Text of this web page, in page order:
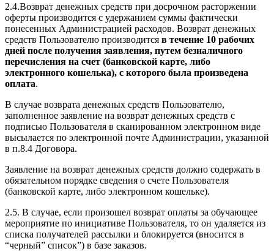
2.4.Возврат денежных средств при досрочном расторжении
оферты производится с удержанием суммы фактически
понесенных Администрацией расходов. Возврат денежных
средств Пользователю производится в течение 10 рабочих
дней после получения заявления, путем безналичного
перечисления на счет (банковской карте, либо
электронного кошелька), с которого была произведена
оплата.
В случае возврата денежных средств Пользователю,
заполненное заявление на возврат денежных средств с
подписью Пользователя в сканированном электронном виде
высылается по электронной почте Администрации, указанной
в п.8.4 Договора.
Заявление на возврат денежных средств должно содержать в
обязательном порядке сведения о счете Пользователя
(банковской карте, либо электронном кошельке).
2.5. В случае, если произошел возврат оплаты за обучающее
мероприятие по инициативе Пользователя, то он удаляется из
списка получателей рассылки и блокируется (вносится в
“черный” список”) в базе заказов.